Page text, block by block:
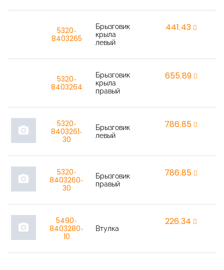
5320-
8403265
Брызговик
крыла
левый
441,43
5320-
8403264
Брызговик
крыла
правый
655,89
photo_camera
5320-
8403261-
30
Брызговик
левый
786,85
photo_camera
5320-
8403260-
30
Брызговик
правый
786,85
photo_camera
5490-
8403280-
10
Втулка
226,34